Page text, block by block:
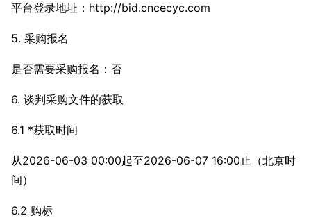
平台登录地址：http://bid.cncecyc.com
5. 采购报名
是否需要采购报名：否
6. 谈判采购文件的获取
6.1 *获取时间
从2026-06-03 00:00起至2026-06-07 16:00止（北京时
间）
6.2 购标